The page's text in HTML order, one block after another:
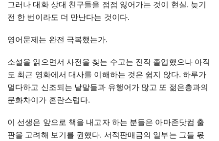
그러나 대화 상대 친구들을 점점 잃어가는 것이 현실, 늦기
전 한 번이라도 더 만난다는 것이다.
영어문제는 완전 극복했는가.
소설을 읽으면서 사전을 찾는 수고는 진작 졸업했으나 아직
도 최근 영화에서 대사를 이해하는 것은 쉽지 않다. 하루가
멀다하고 신조되는 낱말들과 유행어가 많고 또 젊은층과의
문화차이가 혼란스럽다.
이 선생은 앞으로 책을 내고자 하는 분들은 아마존닷컴 출
판을 고려해 보기를 권했다. 서적판매금의 일부는 그들 몫